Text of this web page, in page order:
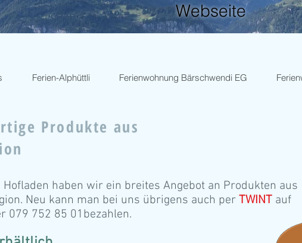
Webseite
Ferien-Alphüttli Ferienwohnung Bärschwendi EG
Produkte aus
haben wir ein breites Angebot an Produkten aus
Neu kann man bei uns übrigens auch per TWINT auf
079 752 85 01bezahlen.